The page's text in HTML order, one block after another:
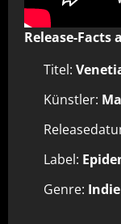
Release-Facts
Titel:
Künstler:
Label:
Genre: